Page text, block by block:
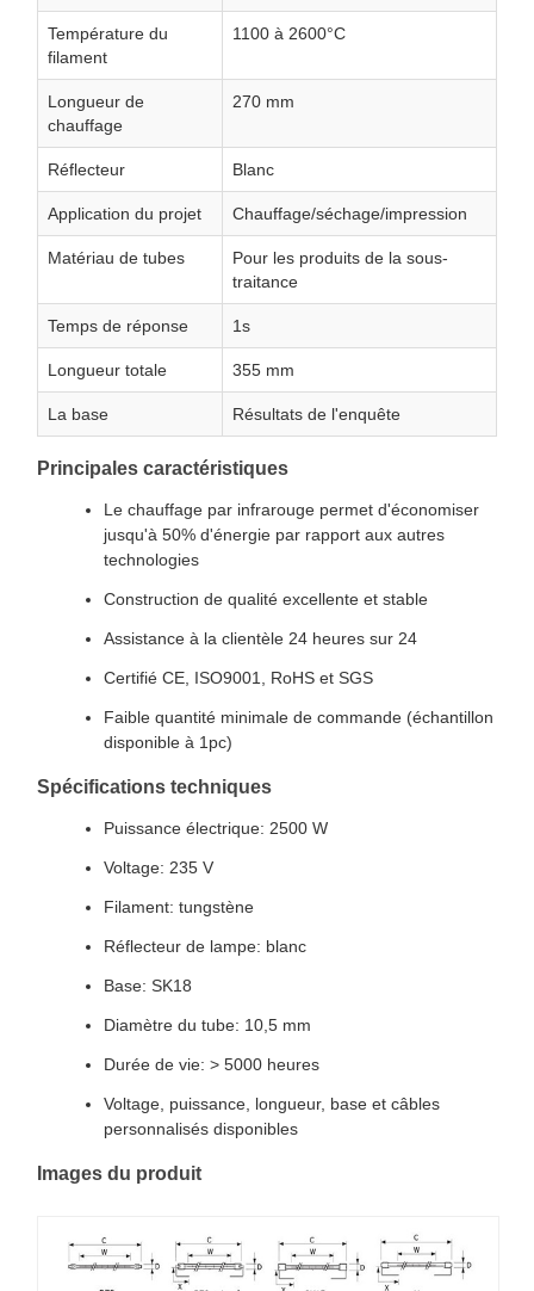
Température du
filament
1100 à 2600°C
Longueur de
chauffage
270 mm
Réflecteur Blanc
Application du projet Chauffage/séchage/impression
Matériau de tubes
Pour les produits de la sous-
traitance
Temps de réponse 1s
Longueur totale 355 mm
La base Résultats de l'enquête
Principales caractéristiques
Le chauffage par infrarouge permet d'économiser
jusqu'à 50% d'énergie par rapport aux autres
technologies
Construction de qualité excellente et stable
Assistance à la clientèle 24 heures sur 24
Certifié CE, ISO9001, RoHS et SGS
Faible quantité minimale de commande (échantillon
disponible à 1pc)
Spécifications techniques
Puissance électrique: 2500 W
Voltage: 235 V
Filament: tungstène
Réflecteur de lampe: blanc
Base: SK18
Diamètre du tube: 10,5 mm
Durée de vie: > 5000 heures
Voltage, puissance, longueur, base et câbles
personnalisés disponibles
Images du produit